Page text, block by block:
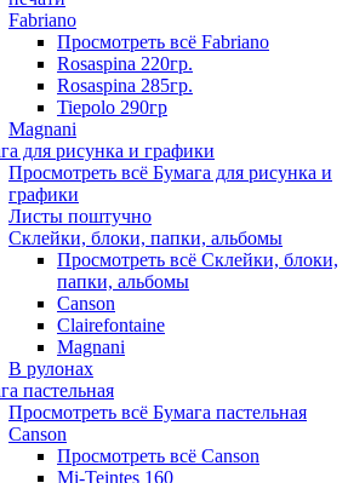
Fabriano
Просмотреть всё Fabriano
Rosaspina 220гр.
Rosaspina 285гр.
Tiepolo 290гр
Magnani
для рисунка и графики
Просмотреть всё Бумага для рисунка и
графики
Листы поштучно
Склейки, блоки, папки, альбомы
Просмотреть всё Склейки, блоки,
папки, альбомы
Canson
Clairefontaine
Magnani
В рулонах
пастельная
Просмотреть всё Бумага пастельная
Canson
Просмотреть всё Canson
Mi-Teintes 160